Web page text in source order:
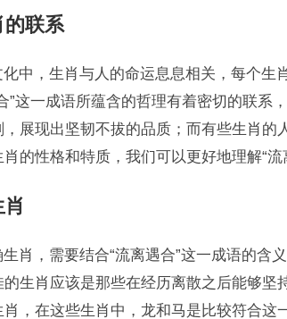
的联系
中，生肖与人的命运息息相关，每个生
”这一成语所蕴含的哲理有着密切的联系
展现出坚韧不拔的品质；而有些生肖的
的性格和特质，我们可以更好地理解“流
肖，需要结合“流离遇合”这一成语的含
生肖应该是那些在经历离散之后能够坚
，在这些生肖中，龙和马是比较符合这